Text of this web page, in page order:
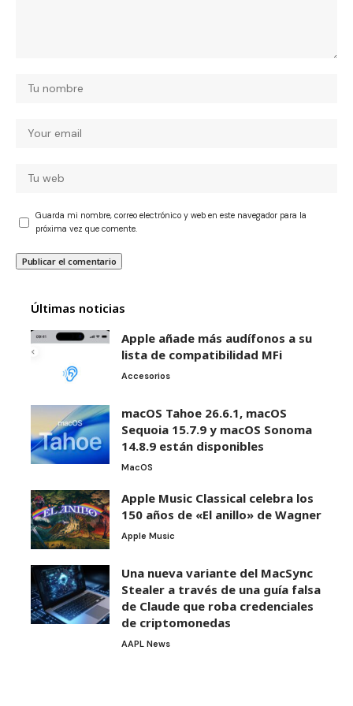
Guarda mi nombre, correo electrónico y web en este navegador para la
próxima vez que comente.
Últimas noticias
Apple añade más audífonos a su
lista de compatibilidad MFi
Accesorios
macOS Tahoe 26.6.1, macOS
Sequoia 15.7.9 y macOS Sonoma
14.8.9 están disponibles
MacOS
Apple Music Classical celebra los
150 años de «El anillo» de Wagner
Apple Music
Una nueva variante del MacSync
Stealer a través de una guía falsa
de Claude que roba credenciales
de criptomonedas
AAPL News